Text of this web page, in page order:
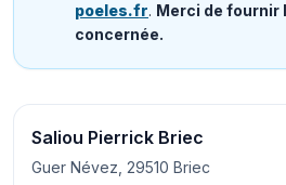
poeles.fr. Merci de fournir
concernée.
Saliou Pierrick Briec
Guer Névez, 29510 Briec